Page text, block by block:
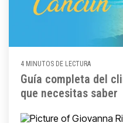
4 MINUTOS DE LECTURA
Guía completa del
que necesitas saber